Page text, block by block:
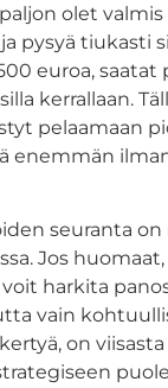
olet
pysyä tiukasti
euroa, saatat
kerrallaan.
pelaamaan
enemmän
seuranta on
Jos
harkita
vain
on